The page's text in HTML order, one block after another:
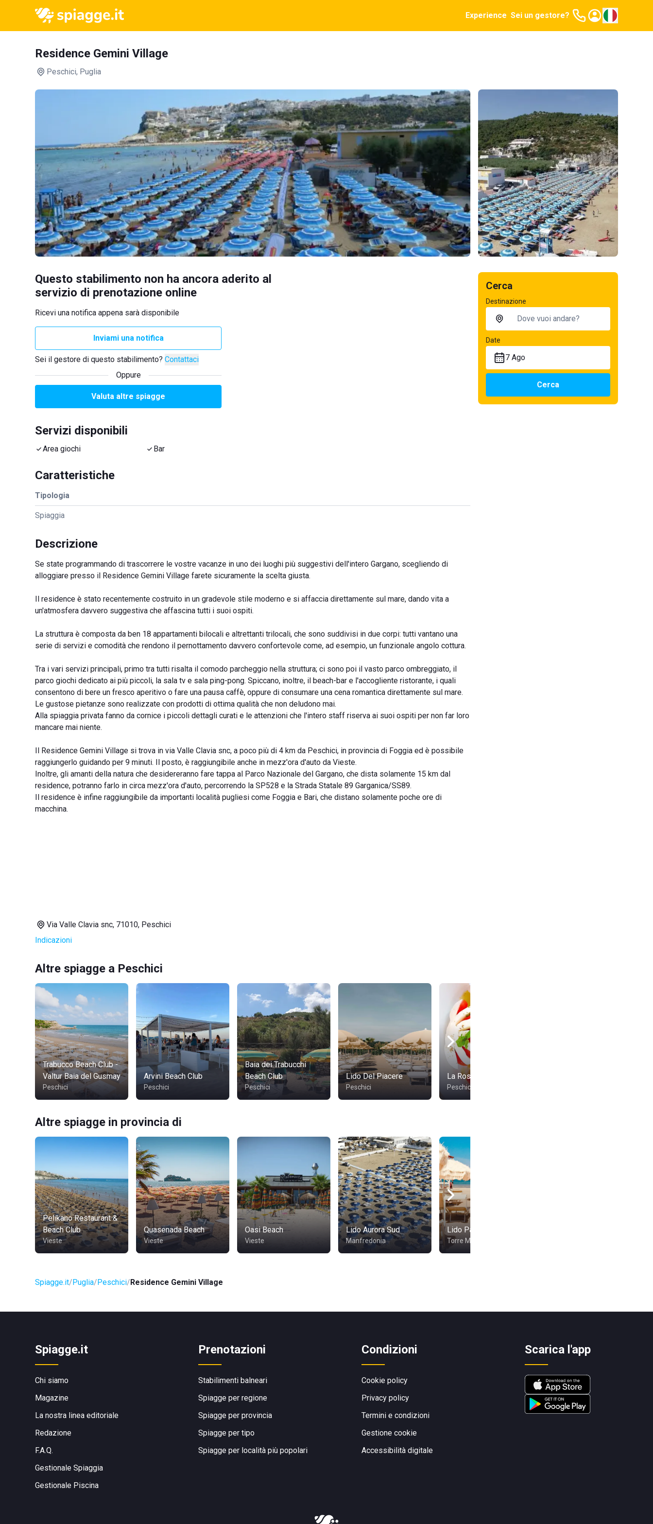
Experience Sei un gestore?
Residence Gemini Village
Peschici, Puglia
Questo stabilimento non ha ancora aderito al
servizio di prenotazione online
Ricevi una notifica appena sarà disponibile
Inviami una notifica
Sei il gestore di questo stabilimento? Contattaci
Oppure
Valuta altre spiagge
Servizi disponibili
Area giochi Bar
Caratteristiche
Tipologia
Spiaggia
Descrizione
Se state programmando di trascorrere le vostre vacanze in uno dei luoghi più suggestivi dell'intero Gargano, scegliendo di
alloggiare presso il Residence Gemini Village farete sicuramente la scelta giusta.
Il residence è stato recentemente costruito in un gradevole stile moderno e si affaccia direttamente sul mare, dando vita a
un'atmosfera davvero suggestiva che affascina tutti i suoi ospiti.
La struttura è composta da ben 18 appartamenti bilocali e altrettanti trilocali, che sono suddivisi in due corpi: tutti vantano una
serie di servizi e comodità che rendono il pernottamento davvero confortevole come, ad esempio, un funzionale angolo cottura.
Tra i vari servizi principali, primo tra tutti risalta il comodo parcheggio nella struttura; ci sono poi il vasto parco ombreggiato, il
parco giochi dedicato ai più piccoli, la sala tv e sala ping-pong. Spiccano, inoltre, il beach-bar e l'accogliente ristorante, i quali
consentono di bere un fresco aperitivo o fare una pausa caffè, oppure di consumare una cena romantica direttamente sul mare.
Le gustose pietanze sono realizzate con prodotti di ottima qualità che non deludono mai.
Alla spiaggia privata fanno da cornice i piccoli dettagli curati e le attenzioni che l'intero staff riserva ai suoi ospiti per non far loro
mancare mai niente.
Il Residence Gemini Village si trova in via Valle Clavia snc, a poco più di 4 km da Peschici, in provincia di Foggia ed è possibile
raggiungerlo guidando per 9 minuti. Il posto, è raggiungibile anche in mezz'ora d'auto da Vieste.
Inoltre, gli amanti della natura che desidereranno fare tappa al Parco Nazionale del Gargano, che dista solamente 15 km dal
residence, potranno farlo in circa mezz'ora d'auto, percorrendo la SP528 e la Strada Statale 89 Garganica/SS89.
Il residence è infine raggiungibile da importanti località pugliesi come Foggia e Bari, che distano solamente poche ore di
macchina.
Via Valle Clavia snc, 71010, Peschici
Indicazioni
Altre spiagge a Peschici
Trabucco Beach Club -
Valtur Baia del Gusmay
Peschici
Arvini Beach Club
Peschici
Baia dei Trabucchi
Beach Club
Peschici
Lido Del Piacere
Peschici
La Rosa dei Venti
Peschici
Altre spiagge in provincia di
Pelikano Restaurant &
Beach Club
Vieste
Quasenada Beach
Vieste
Oasi Beach
Vieste
Lido Aurora Sud
Manfredonia
Lido Pantarei
Torre Mileto
Spiagge.it Puglia Peschici Residence Gemini Village
Cerca
Destinazione
Date
7 Ago
Cerca
Spiagge.it
Chi siamo
Magazine
La nostra linea editoriale
Redazione
F.A.Q.
Gestionale Spiaggia
Gestionale Piscina
Prenotazioni
Stabilimenti balneari
Spiagge per regione
Spiagge per provincia
Spiagge per tipo
Spiagge per località più popolari
Condizioni
Cookie policy
Privacy policy
Termini e condizioni
Gestione cookie
Accessibilità digitale
Scarica l'app